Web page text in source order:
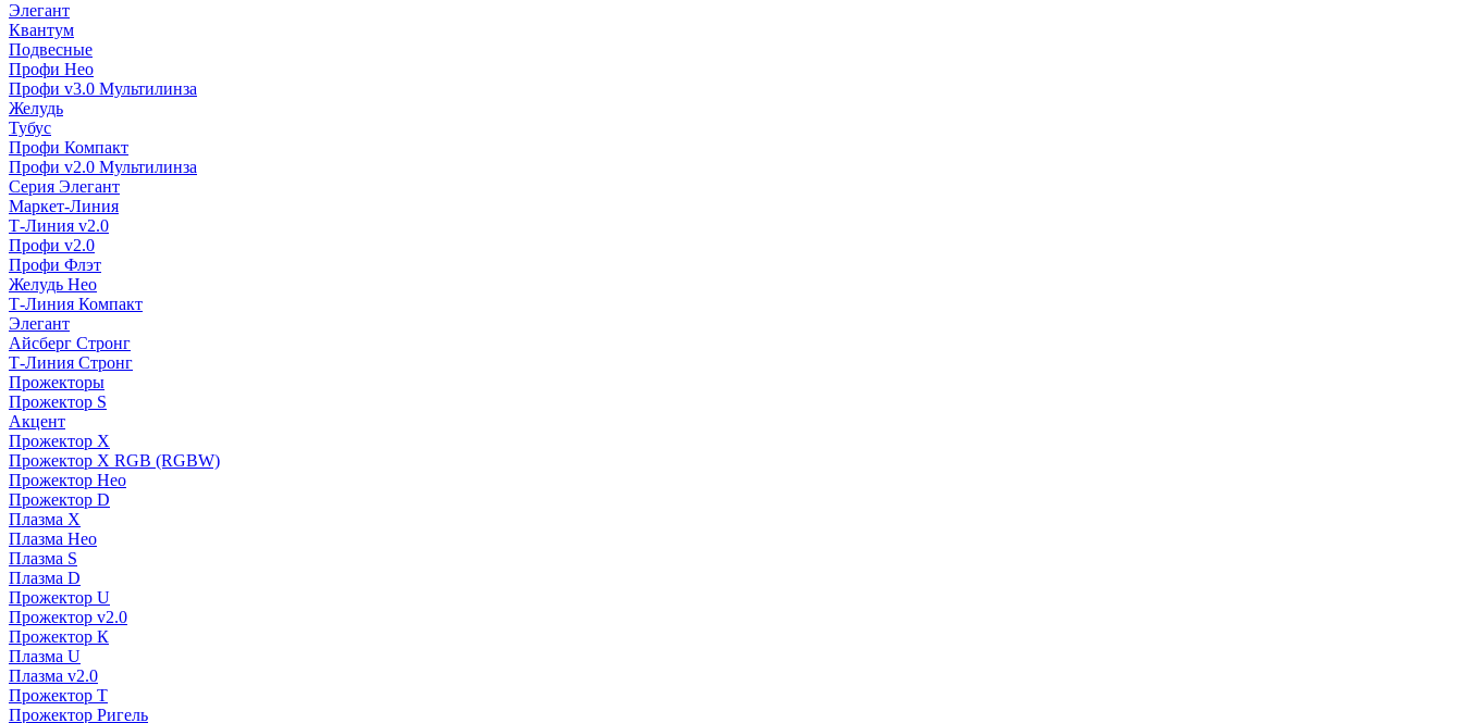
Элегант
Квантум
Подвесные
Профи Нео
Профи v3.0 Мультилинза
Желудь
Тубус
Профи Компакт
Профи v2.0 Мультилинза
Серия Элегант
Маркет-Линия
Т-Линия v2.0
Профи v2.0
Профи Флэт
Желудь Нео
Т-Линия Компакт
Элегант
Айсберг Стронг
Т-Линия Стронг
Прожекторы
Прожектор S
Акцент
Прожектор X
Прожектор Х RGB (RGBW)
Прожектор Нео
Прожектор D
Плазма X
Плазма Нео
Плазма S
Плазма D
Прожектор U
Прожектор v2.0
Прожектор К
Плазма U
Плазма v2.0
Прожектор Т
Прожектор Ригель